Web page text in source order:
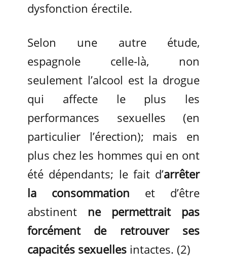
dysfonction érectile.
Selon une autre étude,
espagnole celle-là, non
seulement l’alcool est la drogue
qui affecte le plus les
performances sexuelles (en
particulier l’érection); mais en
plus chez les hommes qui en ont
été dépendants; le fait d’arrêter
la consommation et d’être
abstinent ne permettrait pas
forcément de retrouver ses
capacités sexuelles intactes. (2)